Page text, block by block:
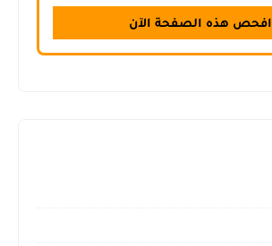
افحص هذه الصفحة الآن